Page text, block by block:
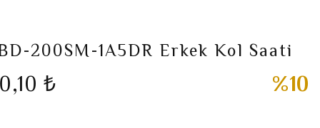
200SM-1A5DR Erkek Kol Saati
₺ %10